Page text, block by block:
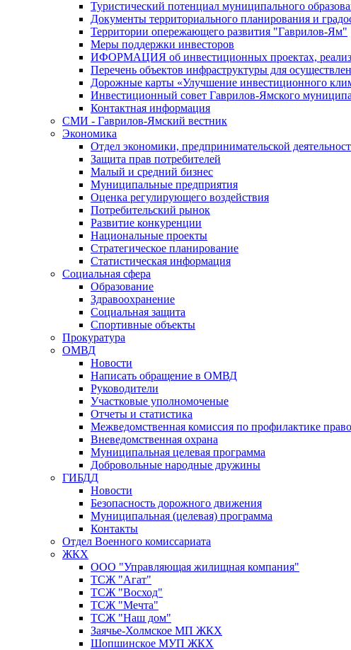
Туристический потенциал муниципального
Документы территориального планирования и
Территории опережающего развития "Гаврилов-Ям"
Меры поддержки инвесторов
ИФОРМАЦИЯ об инвестиционных проектах,
Перечень объектов инфраструктуры для
Дорожные карты «Улучшение инвестиционного
Инвестиционный совет Гаврилов-Ямского
Контактная информация
СМИ - Гаврилов-Ямский вестник
Экономика
Отдел экономики, предпринимательской
Защита прав потребителей
Малый и средний бизнес
Муниципальные предприятия
Оценка регулирующего воздействия
Потребительский рынок
Развитие конкуренции
Национальные проекты
Стратегическое планирование
Статистическая информация
Социальная сфера
Образование
Здравоохранение
Социальная защита
Спортивные объекты
Прокуратура
ОМВД
Новости
Написать обращение в ОМВД
Руководители
Участковые уполномоченые
Отчеты и статистика
Межведомственная комиссия по профилактике
Вневедомственная охрана
Муниципальная целевая программа
Добровольные народные дружины
ГИБДД
Новости
Безопасность дорожного движения
Муниципальная (целевая) программа
Контакты
Отдел Военного комиссариата
ЖКХ
ООО "Управляющая жилищная компания"
ТСЖ "Агат"
ТСЖ "Восход"
ТСЖ "Мечта"
ТСЖ "Наш дом"
Заячье-Холмское МП ЖКХ
Шопшинское МУП ЖКХ